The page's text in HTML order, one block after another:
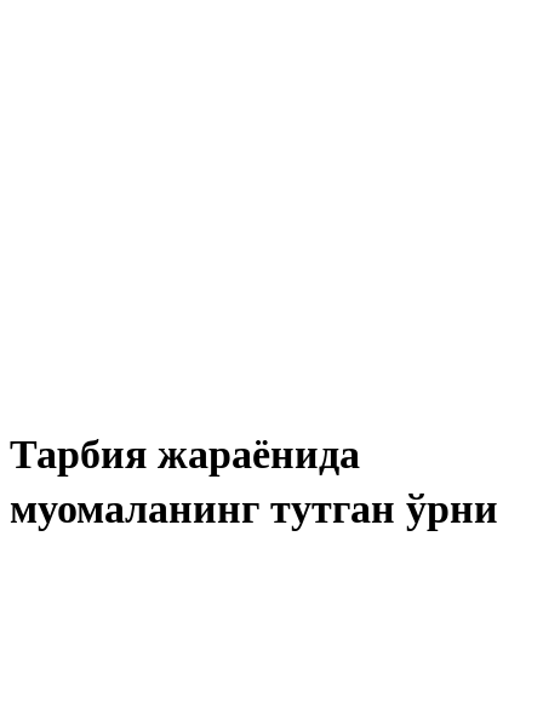
Тарбия жараёнида
муомаланинг тутган ўрни